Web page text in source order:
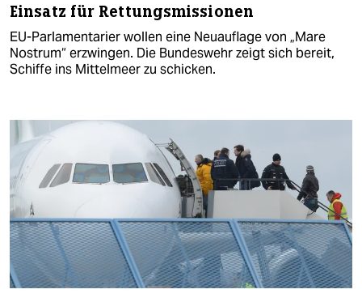
Einsatz für Rettungsmissionen
EU-Parlamentarier wollen eine Neuauflage von „Mare
Nostrum“ erzwingen. Die Bundeswehr zeigt sich bereit,
Schiffe ins Mittelmeer zu schicken.